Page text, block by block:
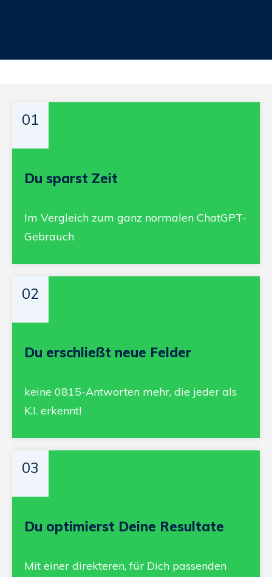
01
Du sparst Zeit
Im Vergleich zum ganz normalen ChatGPT-
Gebrauch
02
Du erschließt neue Felder
keine 0815-Antworten mehr, die jeder als
K.I. erkennt!
03
Du optimierst Deine Resultate
Mit einer direkteren, für Dich passenden